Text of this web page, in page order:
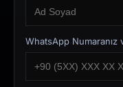
WhatsApp Numaranız